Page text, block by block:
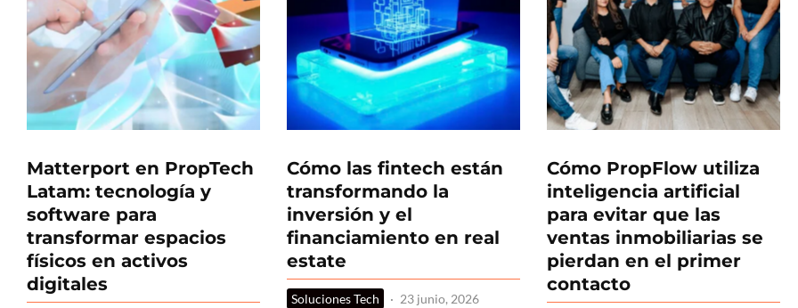
Matterport en PropTech
Latam: tecnología y
software para
transformar espacios
físicos en activos
digitales
Cómo las fintech están
transformando la
inversión y el
financiamiento en real
estate
Soluciones Tech · 23 junio, 2026
Cómo PropFlow utiliza
inteligencia artificial
para evitar que las
ventas inmobiliarias se
pierdan en el primer
contacto